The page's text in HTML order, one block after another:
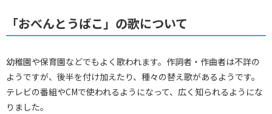
「おべんとうばこ」の歌について
幼稚園や保育園などでもよく歌われます。作詞者・作曲者は不詳の
ようですが、後半を付け加えたり、種々の替え歌があるようです。
テレビの番組やCMで使われるようになって、広く知られるようにな
りました。